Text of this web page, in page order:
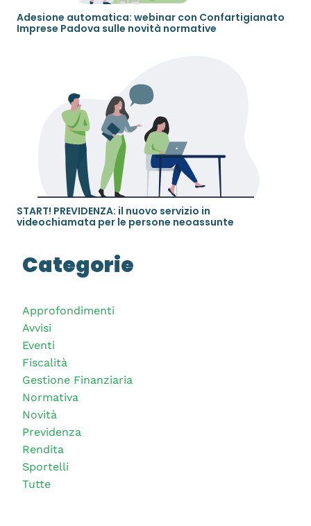
Adesione automatica: webinar con Confartigianato
Imprese Padova sulle novità normative
START! PREVIDENZA: il nuovo servizio in
videochiamata per le persone neoassunte
Categorie
Approfondimenti
Avvisi
Eventi
Fiscalità
Gestione Finanziaria
Normativa
Novità
Previdenza
Rendita
Sportelli
Tutte